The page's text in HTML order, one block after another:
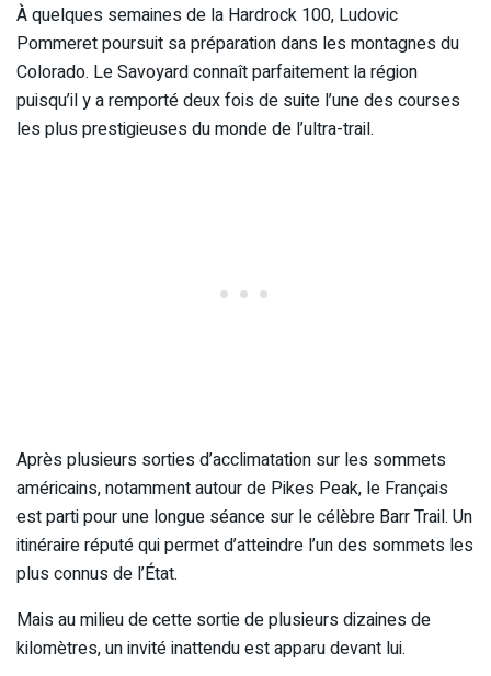
À quelques semaines de la Hardrock 100, Ludovic
Pommeret poursuit sa préparation dans les montagnes du
Colorado. Le Savoyard connaît parfaitement la région
puisqu’il y a remporté deux fois de suite l’une des courses
les plus prestigieuses du monde de l’ultra-trail.
Après plusieurs sorties d’acclimatation sur les sommets
américains, notamment autour de Pikes Peak, le Français
est parti pour une longue séance sur le célèbre Barr Trail. Un
itinéraire réputé qui permet d’atteindre l’un des sommets les
plus connus de l’État.
Mais au milieu de cette sortie de plusieurs dizaines de
kilomètres, un invité inattendu est apparu devant lui.